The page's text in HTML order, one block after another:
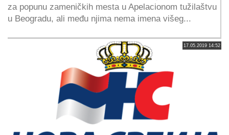
za popunu zameničkih mesta u Apelacionom tužilaštvu
u Beogradu, ali među njima nema imena višeg...
17.05.2019 14:52